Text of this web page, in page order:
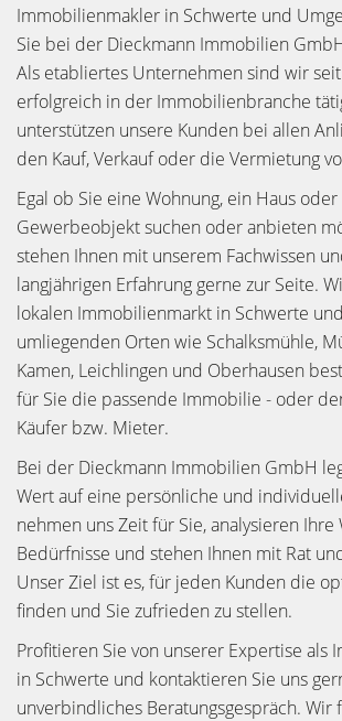
Immobilienmakler in Schwerte und
Sie bei der Dieckmann Immobilien
Als etabliertes Unternehmen sind wir
erfolgreich in der Immobilienbranche
unterstützen unsere Kunden bei allen
den Kauf, Verkauf oder die Vermietung
Egal ob Sie eine Wohnung, ein Haus
Gewerbeobjekt suchen oder anbieten
stehen Ihnen mit unserem Fachwissen
langjährigen Erfahrung gerne zur Seite.
lokalen Immobilienmarkt in Schwerte
umliegenden Orten wie Schalksmühle,
Kamen, Leichlingen und Oberhausen
für Sie die passende Immobilie - oder
Käufer bzw. Mieter.
Bei der Dieckmann Immobilien GmbH
Wert auf eine persönliche und
nehmen uns Zeit für Sie, analysieren Ihre
Bedürfnisse und stehen Ihnen mit Rat
Unser Ziel ist es, für jeden Kunden die
finden und Sie zufrieden zu stellen.
Profitieren Sie von unserer Expertise als
in Schwerte und kontaktieren Sie uns
unverbindliches Beratungsgespräch. Wir